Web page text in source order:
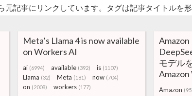
記事にリンクしています。タグは記事タイトルを
Meta’s Llama 4 is now available
on Workers AI
ai (6994) available (392) is (1107)
Llama (32) Meta (181) now (704)
on (2008) workers (177)
モデル
Amazon
Amazon